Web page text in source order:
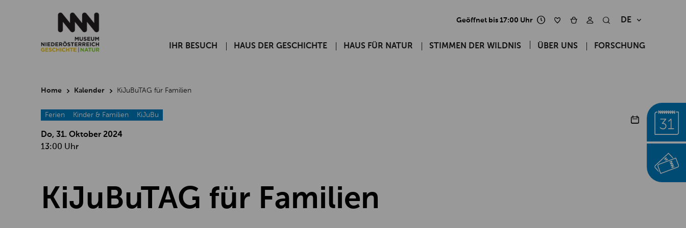
Geöffnet bis 17:00 Uhr DE
IHR BESUCH HAUS DER GESCHICHTE HAUS FÜR NATUR STIMMEN DER WILDNIS ÜBER UNS FORSCHUNG
Home Kalender KiJuBuTAG für Familien
Ferien Kinder & Familien KiJuBu
Do, 31. Oktober 2024
13:00 Uhr
KiJuBuTAG für Familien